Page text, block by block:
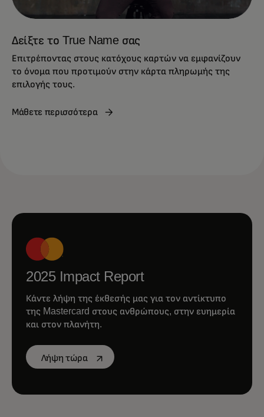
Δείξτε το True Name σας
Επιτρέποντας στους κατόχους καρτών να εμφανίζουν
το όνομα που προτιμούν στην κάρτα πληρωμής της
επιλογής τους.
Μάθετε περισσότερα
2025 Impact Report
Κάντε λήψη της έκθεσής μας για τον αντίκτυπο
της Mastercard στους ανθρώπους, στην ευημερία
και στον πλανήτη.
Λήψη τώραopens in a new tab